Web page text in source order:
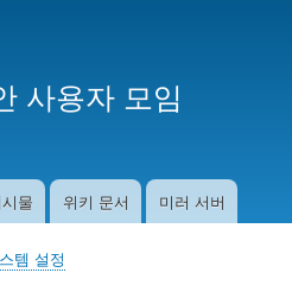
사용자 모임
물 위키 문서 미러 서버
템 설정